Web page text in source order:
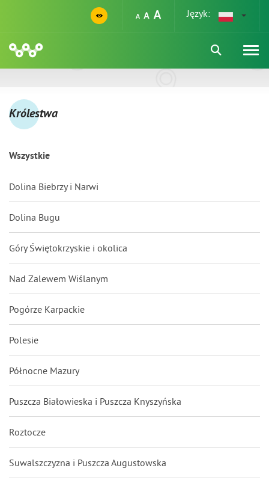
Język:
Królestwa
Wszystkie
Dolina Biebrzy i Narwi
Dolina Bugu
Góry Świętokrzyskie i okolica
Nad Zalewem Wiślanym
Pogórze Karpackie
Polesie
Północne Mazury
Puszcza Białowieska i Puszcza Knyszyńska
Roztocze
Suwalszczyzna i Puszcza Augustowska